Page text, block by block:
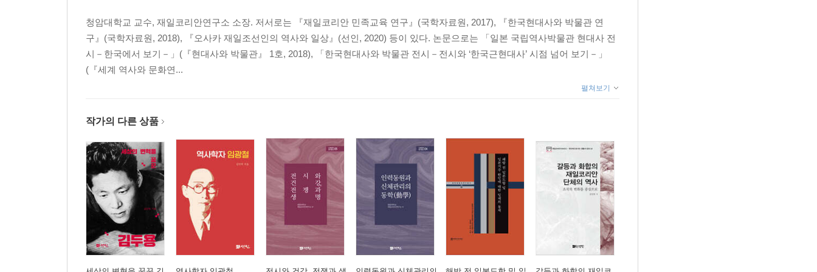
4. 북송, 북한으로 간 재일동포
5. 문학과 영화, 재일동포 삶의 모습
6. 차별을 넘은 재일동포 연예인, 대중가수
7. 음악, 무용 공연장의 재일동포
10. 넝마주의를 넘은 정맥산업 속의 재일동포
Ⅳ 미래의 재일동포
1. 재일동포 뉴커머
2. 미래 재일동포
· 글을 마치며
청암대학교 교수, 재일코리안연구소 소장. 저서로는 『재일코리안 민족교육 연구』(국학자료원, 2017), 『한국현대사와 박물관 연
구』(국학자료원, 2018), 『오사카 재일조선인의 역사와 일상』(선인, 2020) 등이 있다. 논문으로는 「일본 국립역사박물관 현대사 전
시－한국에서 보기－」(『현대사와 박물관』 1호, 2018), 「한국현대사와 박물관 전시－전시와 ‘한국근현대사’ 시점 넘어 보기－」
(『세계 역사와 문화연...
펼쳐보기
작가의 다른 상품